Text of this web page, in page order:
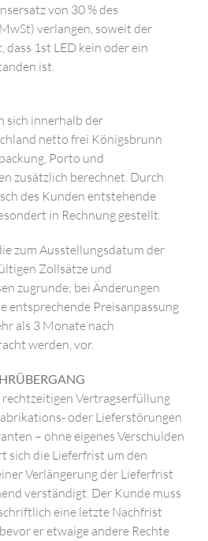
von 30 % des
verlangen, soweit der
dass 1st LED kein oder ein
ist.
sich innerhalb der
netto frei Königsbrunn
Porto und
zusätzlich berechnet. Durch
des Kunden entstehende
in Rechnung gestellt.
zum Ausstellungsdatum der
Zollsätze und
zugrunde; bei Änderungen
entsprechende Preisanpassung
als 3 Monate nach
werden, vor.
rechtzeitigen Vertragserfüllung
oder Lieferstörungen
– ohne eigenes Verschulden
sich die Lieferfrist um den
Verlängerung der Lieferfrist
verständigt. Der Kunde muss
eine letzte Nachfrist
er etwaige andere Rechte